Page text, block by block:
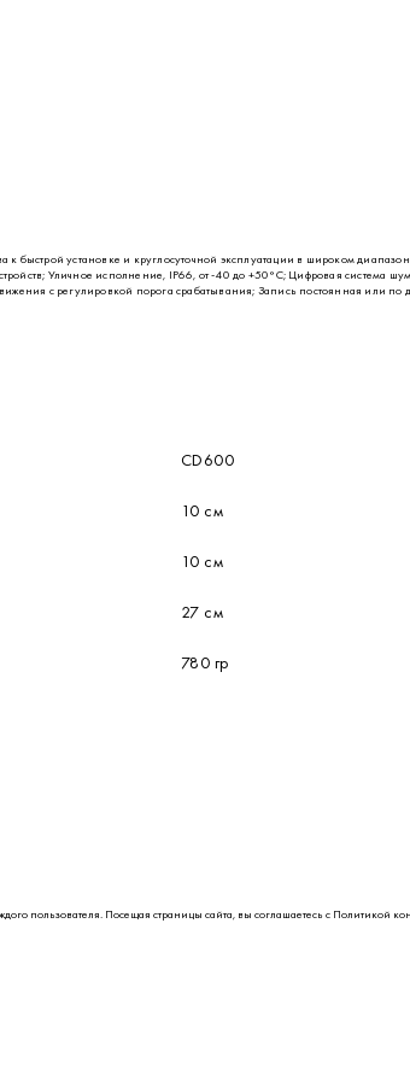
быстрой установке и круглосуточной эксплуатации в широком
Уличное исполнение, IP66, от -40 до +50°C; Цифровая
с регулировкой порога срабатывания; Запись постоянная или по
CD600
10 см
10 см
27 см
780 гр
пользователя. Посещая страницы сайта, вы соглашаетесь с Политикой